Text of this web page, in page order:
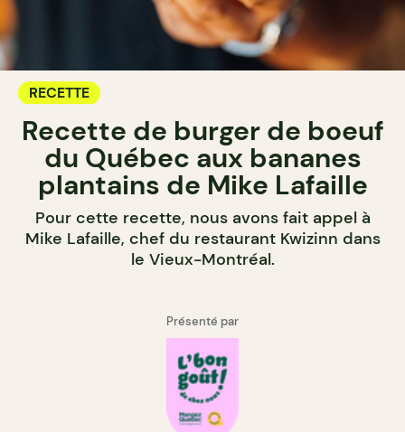
RECETTE
Recette de burger de boeuf
du Québec aux bananes
plantains de Mike Lafaille
Pour cette recette, nous avons fait appel à
Mike Lafaille, chef du restaurant Kwizinn dans
le Vieux-Montréal.
Présenté par